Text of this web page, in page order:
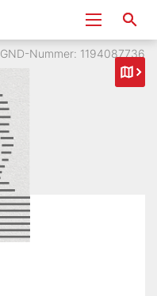
GND-Nummer: 1194087736